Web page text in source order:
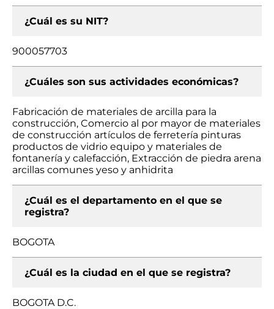
¿Cuál es su NIT?
900057703
¿Cuáles son sus actividades económicas?
Fabricación de materiales de arcilla para la
construcción, Comercio al por mayor de materiales
de construcción artículos de ferretería pinturas
productos de vidrio equipo y materiales de
fontanería y calefacción, Extracción de piedra arena
arcillas comunes yeso y anhidrita
¿Cuál es el departamento en el que se
registra?
BOGOTA
¿Cuál es la ciudad en el que se registra?
BOGOTA D.C.